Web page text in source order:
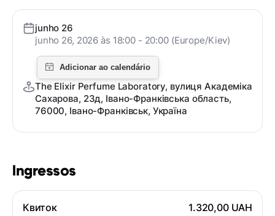
Ingressos
Квиток 1.320,00 UAH
junho 26
junho 26, 2026 às 18:00 - 20:00 (Europe/Kiev)
The Elixir Perfume Laboratory, вулиця Академіка
Сахарова, 23д, Івано-Франківська область,
76000, Івано-Франківськ, Україна